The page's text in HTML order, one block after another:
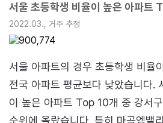
서울 초등학생 비율이 높은 아파트
2022.03., 거주 추정
서울 아파트의 경우 초등학생 비율
전국 아파트 평균보다 낮았습니다.
이 높은 아파트 Top 10개 중 강서
순위에 올랐습니다. 특히 마곡엠밸